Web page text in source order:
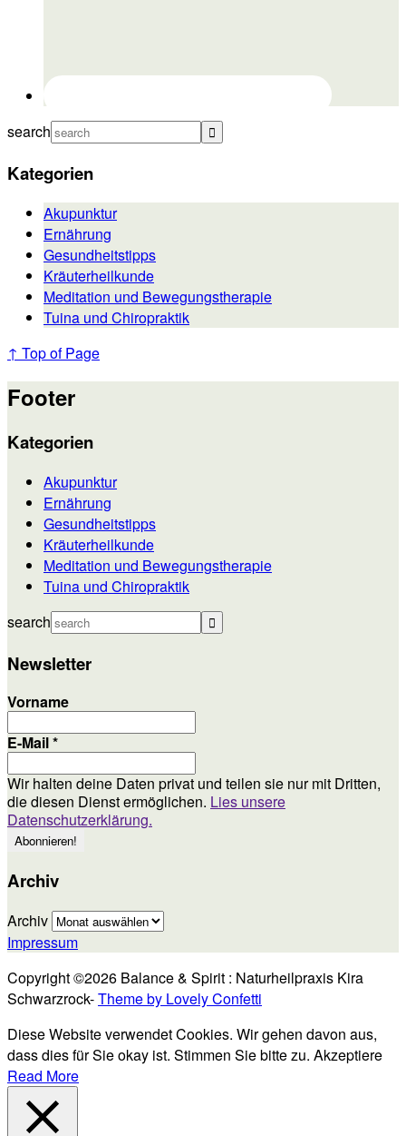
search
Kategorien
Akupunktur
Ernährung
Gesundheitstipps
Kräuterheilkunde
Meditation und Bewegungstherapie
Tuina und Chiropraktik
↑ Top of Page
Footer
Kategorien
Akupunktur
Ernährung
Gesundheitstipps
Kräuterheilkunde
Meditation und Bewegungstherapie
Tuina und Chiropraktik
search
Newsletter
Vorname
E-Mail*
Wir halten deine Daten privat und teilen sie nur mit Dritten,
die diesen Dienst ermöglichen. Lies unsere
Datenschutzerklärung.
Archiv
Archiv
Impressum
Copyright ©2026 Balance & Spirit : Naturheilpraxis Kira
Schwarzrock-Theme by Lovely Confetti
Diese Website verwendet Cookies. Wir gehen davon aus,
dass dies für Sie okay ist. Stimmen Sie bitte zu. Akzeptiere
Read More